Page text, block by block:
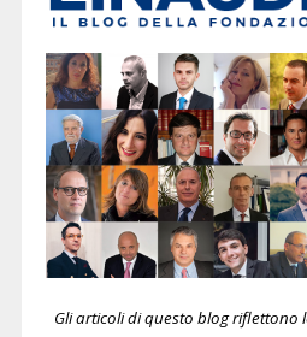
Gli articoli di questo blog riflettono